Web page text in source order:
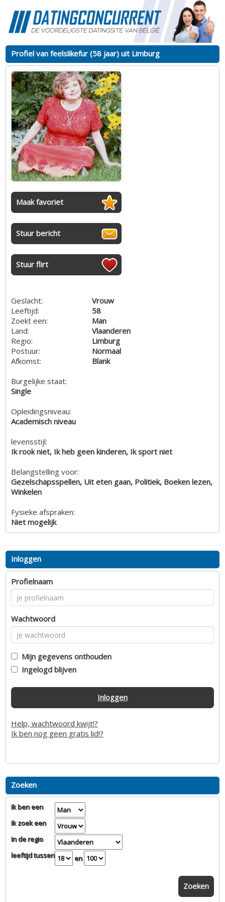
Profiel van feelslikefur (58 jaar) uit Limburg
Maak favoriet
Stuur bericht
Stuur flirt
Geslacht:
Vrouw
Leeftijd:
58
Zoekt een:
Man
Land:
Vlaanderen
Regio:
Limburg
Postuur:
Normaal
Afkomst:
Blank
Burgelijke staat:
Single
Opleidingsniveau:
Academisch niveau
levensstijl:
Ik rook niet, Ik heb geen kinderen, Ik sport niet
Belangstelling voor:
Gezelschapsspellen, Uit eten gaan, Politiek, Boeken lezen,
Winkelen
Fysieke afspraken:
Niet mogelijk
Inloggen
Profielnaam
Wachtwoord
Mijn gegevens onthouden
Ingelogd blijven
Inloggen
Help, wachtwoord kwijt!?
Ik ben nog geen gratis lid!?
Zoeken
Ik ben een
Ik zoek een
In de regio
leeftijd tussen
en
Zoeken